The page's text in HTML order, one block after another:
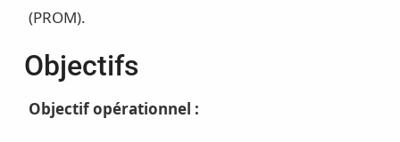
(PROM).
Objectifs
Objectif opérationnel :